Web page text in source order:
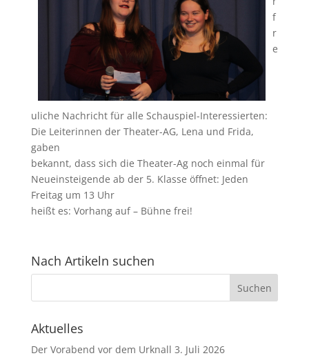
f
r
e
uliche Nachricht für alle Schauspiel-Interessierten:
Die Leiterinnen der Theater-AG, Lena und Frida,
gaben
bekannt, dass sich die Theater-Ag noch einmal für
Neueinsteigende ab der 5. Klasse öffnet: Jeden
Freitag um 13 Uhr
heißt es: Vorhang auf – Bühne frei!
Nach Artikeln suchen
Aktuelles
Der Vorabend vor dem Urknall 3. Juli 2026